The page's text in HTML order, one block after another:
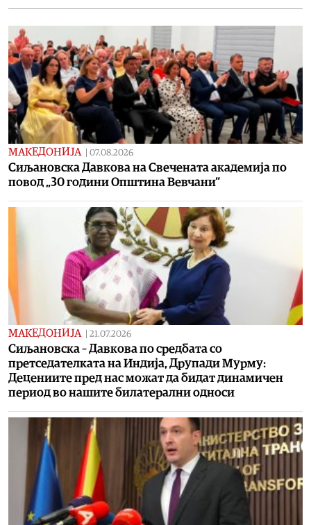
МАКЕДОНИЈА 07.08.2026
Сиљановска Давкова на Свечената академија по
повод „30 години Општина Вевчани“
МАКЕДОНИЈА 21.07.2026
Сиљановска – Давкова по средбата со
претседателката на Индија, Друпади Мурму:
Децениите пред нас можат да бидат динамичен
период во нашите билатерални односи